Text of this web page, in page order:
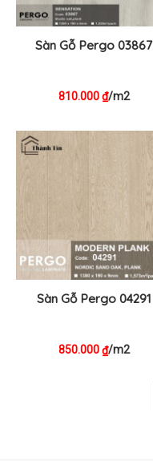
Sàn Gỗ Pergo 03867
810.000₫/m2
Sàn Gỗ Pergo 04291
850.000₫/m2